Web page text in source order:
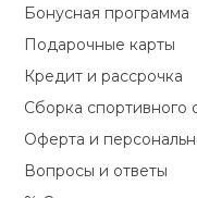
Бонусная программа
Подарочные карты
Кредит и рассрочка
Сборка спортивного
Оферта и
Вопросы и ответы